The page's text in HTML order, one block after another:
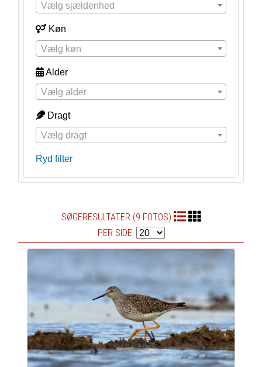
Vælg sjældenhed
Køn
Vælg køn
Alder
Vælg alder
Dragt
Vælg dragt
Ryd filter
SØGERESULTATER (9 FOTOS)
PER SIDE: